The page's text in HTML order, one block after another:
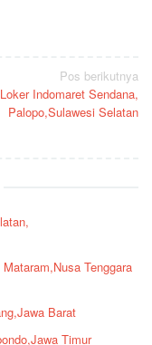
Pos berikutnya
Indomaret Sendana,
Palopo,Sulawesi Selatan
Tenggara
Barat
Timur